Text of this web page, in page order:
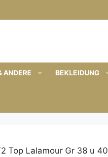
ANDERE BEKLEIDUNG
Top Lalamour Gr 38 u 40